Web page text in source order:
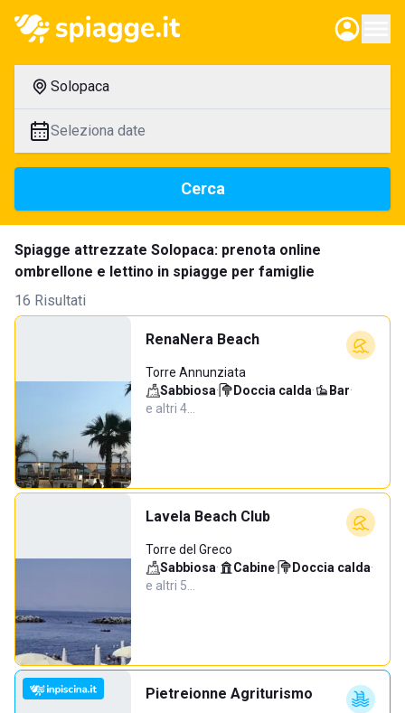
Solopaca
Seleziona date
Cerca
Spiagge attrezzate Solopaca: prenota online
ombrellone e lettino in spiagge per famiglie
16 Risultati
RenaNera Beach
Torre Annunziata
Sabbiosa· Doccia calda· Bar·
e altri 4…
Lavela Beach Club
Torre del Greco
Sabbiosa· Cabine· Doccia calda·
e altri 5…
Pietreionne Agriturismo